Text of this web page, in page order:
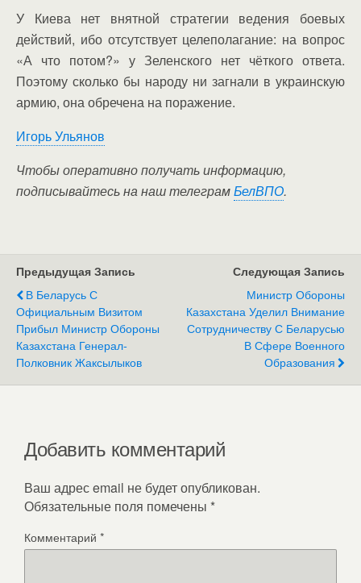
У Киева нет внятной стратегии ведения боевых
действий, ибо отсутствует целеполагание: на вопрос
«А что потом?» у Зеленского нет чёткого ответа.
Поэтому сколько бы народу ни загнали в украинскую
армию, она обречена на поражение.
Игорь Ульянов
Чтобы оперативно получать информацию,
подписывайтесь на наш телеграмБелВПО.
Предыдущая Запись
В Беларусь С
Официальным Визитом
Прибыл Министр Обороны
Казахстана Генерал-
Полковник Жаксылыков
Следующая Запись
Министр Обороны
Казахстана Уделил Внимание
Сотрудничеству С Беларусью
В Сфере Военного
Образования
Добавить комментарий
Ваш адрес email не будет опубликован.
Обязательные поля помечены *
Комментарий *